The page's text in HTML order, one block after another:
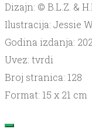
Dizajn: © B.L.Z. &
Ilustracija: Jessie
Godina izdanja:
Uvez: tvrdi
Broj stranica: 128
Format: 15 x 21 cm